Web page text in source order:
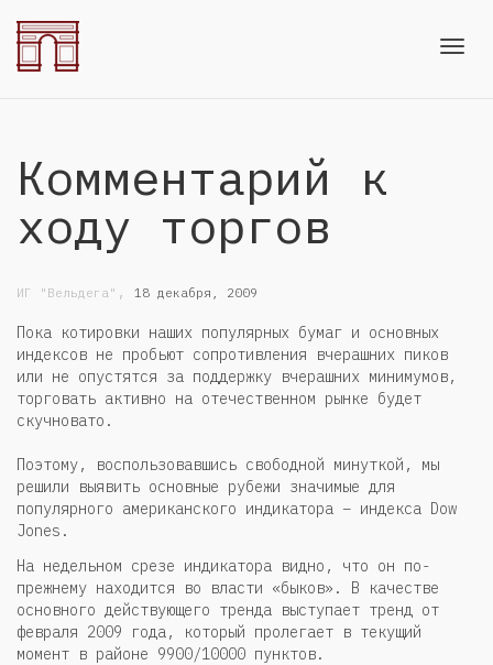
Комментарий к
ходу торгов
ИГ "Вельдега" , 18 декабря, 2009
Пока котировки наших популярных бумаг и основных
индексов не пробьют сопротивления вчерашних пиков
или не опустятся за поддержку вчерашних минимумов,
торговать активно на отечественном рынке будет
скучновато.
Поэтому, воспользовавшись свободной минуткой, мы
решили выявить основные рубежи значимые для
популярного американского индикатора – индекса Dow
Jones.
На недельном срезе индикатора видно, что он по-
прежнему находится во власти «быков». В качестве
основного действующего тренда выступает тренд от
февраля 2009 года, который пролегает в текущий
момент в районе 9900/10000 пунктов.